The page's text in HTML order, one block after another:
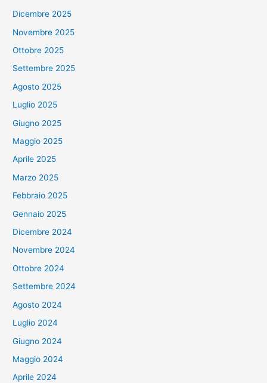
Dicembre 2025
Novembre 2025
Ottobre 2025
Settembre 2025
Agosto 2025
Luglio 2025
Giugno 2025
Maggio 2025
Aprile 2025
Marzo 2025
Febbraio 2025
Gennaio 2025
Dicembre 2024
Novembre 2024
Ottobre 2024
Settembre 2024
Agosto 2024
Luglio 2024
Giugno 2024
Maggio 2024
Aprile 2024